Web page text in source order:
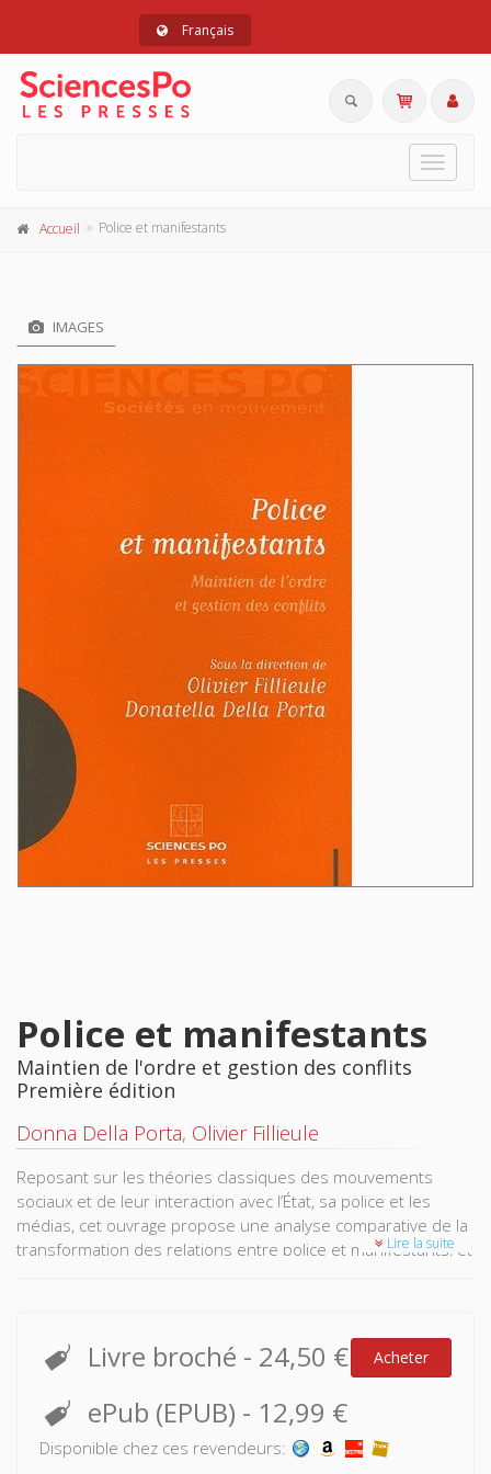
Français
Toggle
Accueil Police et manifestants
IMAGES
Police et manifestants
Maintien de l'ordre et gestion des conflits
Première édition
Donna Della Porta, Olivier Fillieule
Reposant sur les théories classiques des mouvements
sociaux et de leur interaction avec l’État, sa police et les
médias, cet ouvrage propose une analyse comparative de la
transformation des relations entre police et manifestants, et
dans les relations entre policiers et manifestants, de fortes
différences selon les situations. En démocratie même, la
tendance à la pacification des conflits n’est pas linéaire,
compte tenu du contexte international lié au terrorisme et
au fondamentalisme musulman. L’ouvrage s’appuie sur des
Lire la suite
Livre broché - 24,50 € Acheter
ePub (EPUB) - 12,99 €
Disponible chez ces revendeurs: